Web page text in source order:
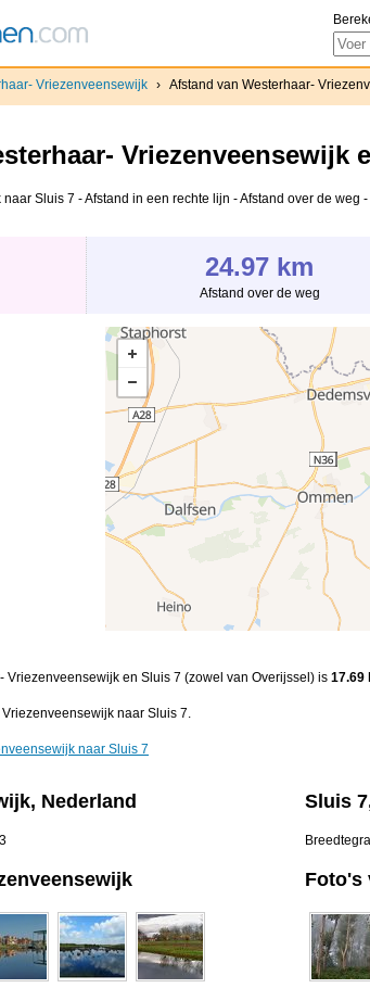
Vriezenveensewijk › Afstand van Westerhaar-
Vriezenveensewijk
Sluis 7 - Afstand in een rechte lijn - Afstand over de weg
24.97 km
Afstand over de weg
Vriezenveensewijk en Sluis 7 (zowel van Overijssel) is 17.69
naar Sluis 7.
naar Sluis 7
Nederland Sluis
Foto's